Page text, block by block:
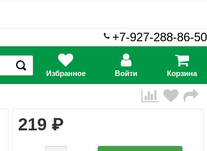
+7-927-288-86-50
Избранное Войти Корзина
219 ₽